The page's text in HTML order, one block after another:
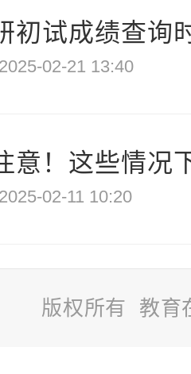
初试成绩查询
2025-02-21 13:40
意！这些情况
2025-02-11 10:20
版权所有 教育